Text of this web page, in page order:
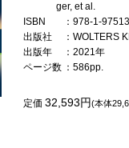
ger, et al.
ISBN
：978-1-
出版社
：WOLTERS
出版年
：2021年
ページ数 ：586pp.
定価32,593円(本体